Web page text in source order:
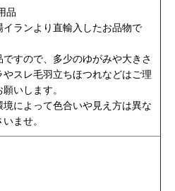
品
ランより直輸入したお品物で
すので、多少のゆがみや大きさ
スレ毛羽立ちほつれなどはご理
いします。
境によって色合いや見え方は異な
ませ。